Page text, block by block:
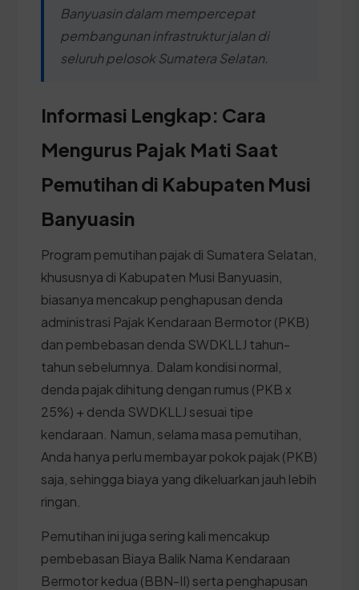
Banyuasin dalam mempercepat
pembangunan infrastruktur jalan di
seluruh pelosok Sumatera Selatan.
Informasi Lengkap: Cara
Mengurus Pajak Mati Saat
Pemutihan di Kabupaten Musi
Banyuasin
Program pemutihan pajak di Sumatera Selatan,
khususnya di Kabupaten Musi Banyuasin,
biasanya mencakup penghapusan denda
administrasi Pajak Kendaraan Bermotor (PKB)
dan pembebasan denda SWDKLLJ tahun-
tahun sebelumnya. Dalam kondisi normal,
denda pajak dihitung dengan rumus (PKB x
25%) + denda SWDKLLJ sesuai tipe
kendaraan. Namun, selama masa pemutihan,
Anda hanya perlu membayar pokok pajak (PKB)
saja, sehingga biaya yang dikeluarkan jauh lebih
ringan.
Pemutihan ini juga sering kali mencakup
pembebasan Biaya Balik Nama Kendaraan
Bermotor kedua (BBN-II) serta penghapusan